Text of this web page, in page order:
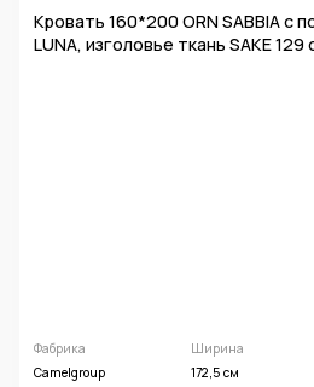
Кровать 160*200 ORN SABBIA с
LUNA, изголовье ткань SAKE 129
Фабрика
Camelgroup
Ширина
172,5 см